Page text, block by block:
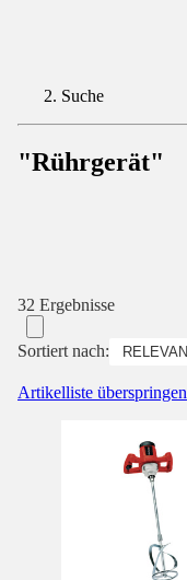
Suche
"Rührgerät"
32 Ergebnisse
Sortiert nach:
Artikelliste überspringen